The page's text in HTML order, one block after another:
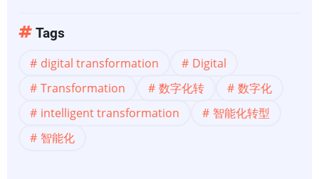
化
转
型】
字
Tags
digital transformation
Digital
Transformation
数字化转
数字化
intelligent transformation
智能化转型
智能化